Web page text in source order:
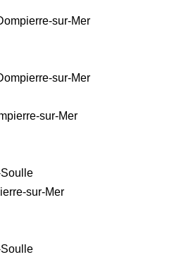
sur-Mer
sur-Mer
sur-Mer
sur-Mer